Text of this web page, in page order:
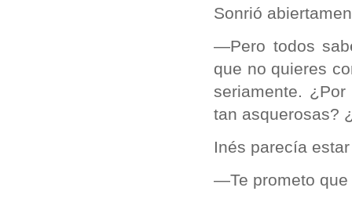
Sonrió
—Pero todos
que no quieres
seriamente.
tan asquerosas?
Inés parecía
—Te prometo que